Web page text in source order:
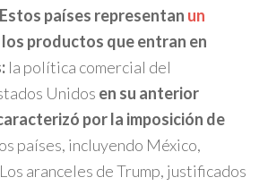
países representan un
productos que entran en
la política comercial del
Unidos en su anterior
por la imposición de
países, incluyendo México,
aranceles de Trump, justificados